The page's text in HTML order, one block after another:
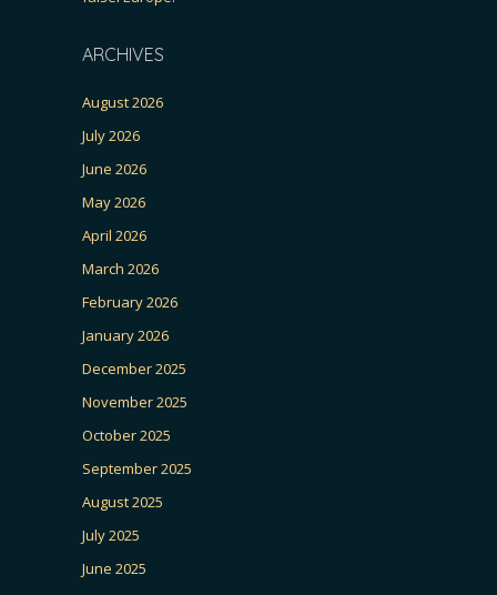
ARCHIVES
August 2026
July 2026
June 2026
May 2026
April 2026
March 2026
February 2026
January 2026
December 2025
November 2025
October 2025
September 2025
August 2025
July 2025
June 2025